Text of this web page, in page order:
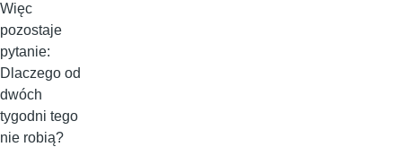
Więc
pozostaje
pytanie:
Dlaczego od
dwóch
tygodni tego
nie robią?